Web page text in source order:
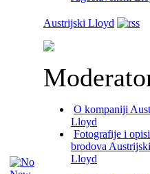
Austrijski Lloyd
O kompaniji
Lloyd
Fotografije i opisi
brodova Austrijski
Lloyd